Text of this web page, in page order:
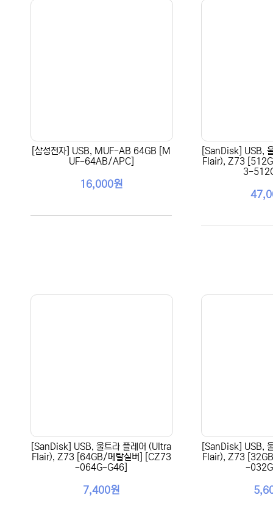
[삼성전자] USB, MUF-AB 64GB [M
UF-64AB/APC]
16,000원
[SanDisk] USB,
Flair), Z73
3-
[SanDisk] USB, 울트라 플레어 (Ultra
Flair), Z73 [64GB/메탈실버] [CZ73
-064G-G46]
7,400원
[SanDisk] USB,
Flair), Z73
-